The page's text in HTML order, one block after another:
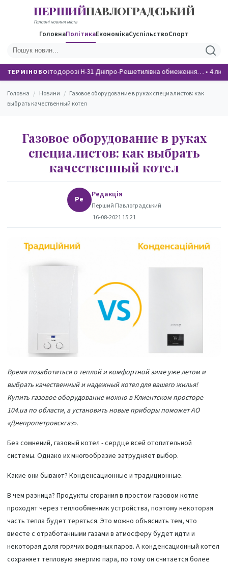
ПЕРШИЙПАВЛОГРАДСЬКИЙ
Головні новини міста
ГоловнаПолітикаЕкономікаСуспільствоСпорт
ТЕРМІНОВОНа автодорозі Н-31 Дніпро-Решетилівка обмеження… • 4
Головна / Новини / Газовое оборудование в руках специалистов: как
выбрать качественный котел
Газовое оборудование в руках
специалистов: как выбрать
качественный котел
Ре Редакція
Перший Павлоградський
16-08-2021 15:21
Время позаботиться о теплой и комфортной зиме уже летом и
выбрать качественный и надежный котел для вашего жилья!
Купить газовое оборудование можно в Клиентском просторе
104.ua по области, а установить новые приборы поможет АО
«Днепропетровскгаз».
Без сомнений, газовый котел - сердце всей отопительной
системы. Однако их многообразие затрудняет выбор.
Какие они бывают? Конденсационные и традиционные.
В чем разница? Продукты сгорания в простом газовом котле
проходят через теплообменник устройства, поэтому некоторая
часть тепла будет теряться. Это можно объяснить тем, что
вместе с отработанными газами в атмосферу будет идти и
некоторая доля горячих водяных паров. А конденсационный котел
сохраняет тепловую энергию пара, по тому он считается более